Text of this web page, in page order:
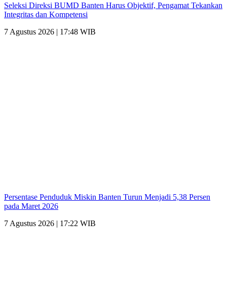
Seleksi Direksi BUMD Banten Harus Objektif, Pengamat Tekankan
Integritas dan Kompetensi
7 Agustus 2026 | 17:48 WIB
Persentase Penduduk Miskin Banten Turun Menjadi 5,38 Persen
pada Maret 2026
7 Agustus 2026 | 17:22 WIB